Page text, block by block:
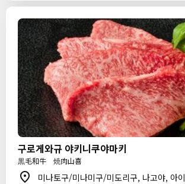
구로게와규 야키니쿠야마키
黒毛和牛 焼肉山喜
미나토구/미나미구/미도리구, 나고야, 아